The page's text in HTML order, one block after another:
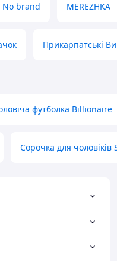
No brand MEREZHKA
Прикарпатські
футболка Billionaire
Сорочка для чоловіків